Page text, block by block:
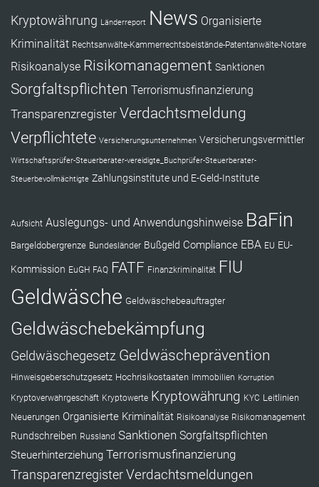
Kryptowährung Länderreport News Organisierte
Kriminalität Rechtsanwälte-Kammerrechtsbeistände-Patentanwälte-Notare
Risikoanalyse Risikomanagement Sanktionen
Sorgfaltspflichten Terrorismusfinanzierung
Transparenzregister Verdachtsmeldung
Verpflichtete Versicherungsunternehmen Versicherungsvermittler
Wirtschaftsprüfer-Steuerberater-vereidigte_Buchprüfer-Steuerberater-
Steuerbevollmächtigte Zahlungsinstitute und E-Geld-Institute
Aufsicht Auslegungs- und Anwendungshinweise BaFin
Bargeldobergrenze Bundesländer Bußgeld Compliance EBA EU EU-
Kommission EuGH FAQ FATF Finanzkriminalität FIU
Geldwäsche Geldwäschebeauftragter
Geldwäschebekämpfung
Geldwäschegesetz Geldwäscheprävention
Hinweisgeberschutzgesetz Hochrisikostaaten Immobilien Korruption
Kryptoverwahrgeschäft Kryptowerte Kryptowährung KYC Leitlinien
Neuerungen Organisierte Kriminalität Risikoanalyse Risikomanagement
Rundschreiben Russland Sanktionen Sorgfaltspflichten
Steuerhinterziehung Terrorismusfinanzierung
TransparenzregisterVerdachtsmeldungen